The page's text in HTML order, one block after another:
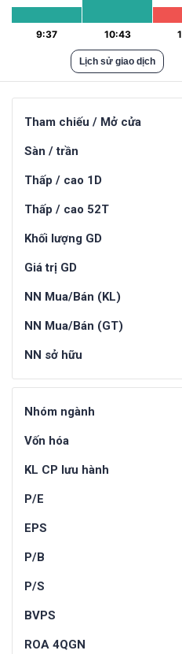
Lịch sử giao dịch
Tham chiếu / Mở cửa
Sàn / trần
Thấp / cao 1D
Thấp / cao 52T
Khối lượng GD
Giá trị GD
NN Mua/Bán (KL)
NN Mua/Bán (GT)
NN sở hữu
Nhóm ngành
Vốn hóa
KL CP lưu hành
P/E
EPS
P/B
P/S
BVPS
ROA 4QGN